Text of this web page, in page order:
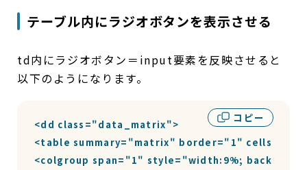
テーブル内にラジオボタンを表示させる
td内にラジオボタン＝input要素を反映させると
以下のようになります。
コピー
<dd class="data_matrix">
<table summary="matrix" border="1"
<colgroup span="1" style="width:9%;